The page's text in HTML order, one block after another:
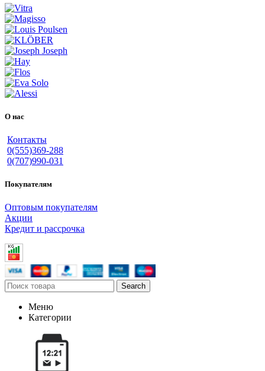
О нас
Контакты
0(555)369-288
0(707)990-031
Покупателям
Оптовым покупателям
Акции
Кредит и рассрочка
Search
Меню
Категории